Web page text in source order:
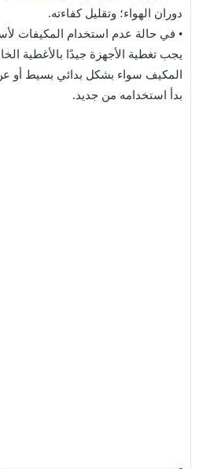
دوران الهواء؛ وتقليل كفاءته.
• في حالة عدم استخدام المكيفات
يجب تغطية الأجهزة جيدًا بالأغطية
المكيف سواء بشكل بدائي بسيط أو
بدأ استخدامه من جديد.